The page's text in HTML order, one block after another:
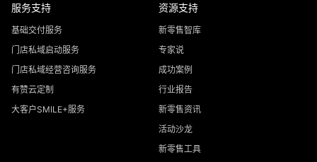
服务支持
基础交付服务
门店私域启动服务
门店私域经营咨询服务
有赞云定制
大客户SMILE+服务
资源支持
新零售智库
专家说
成功案例
行业报告
新零售资讯
活动沙龙
新零售工具